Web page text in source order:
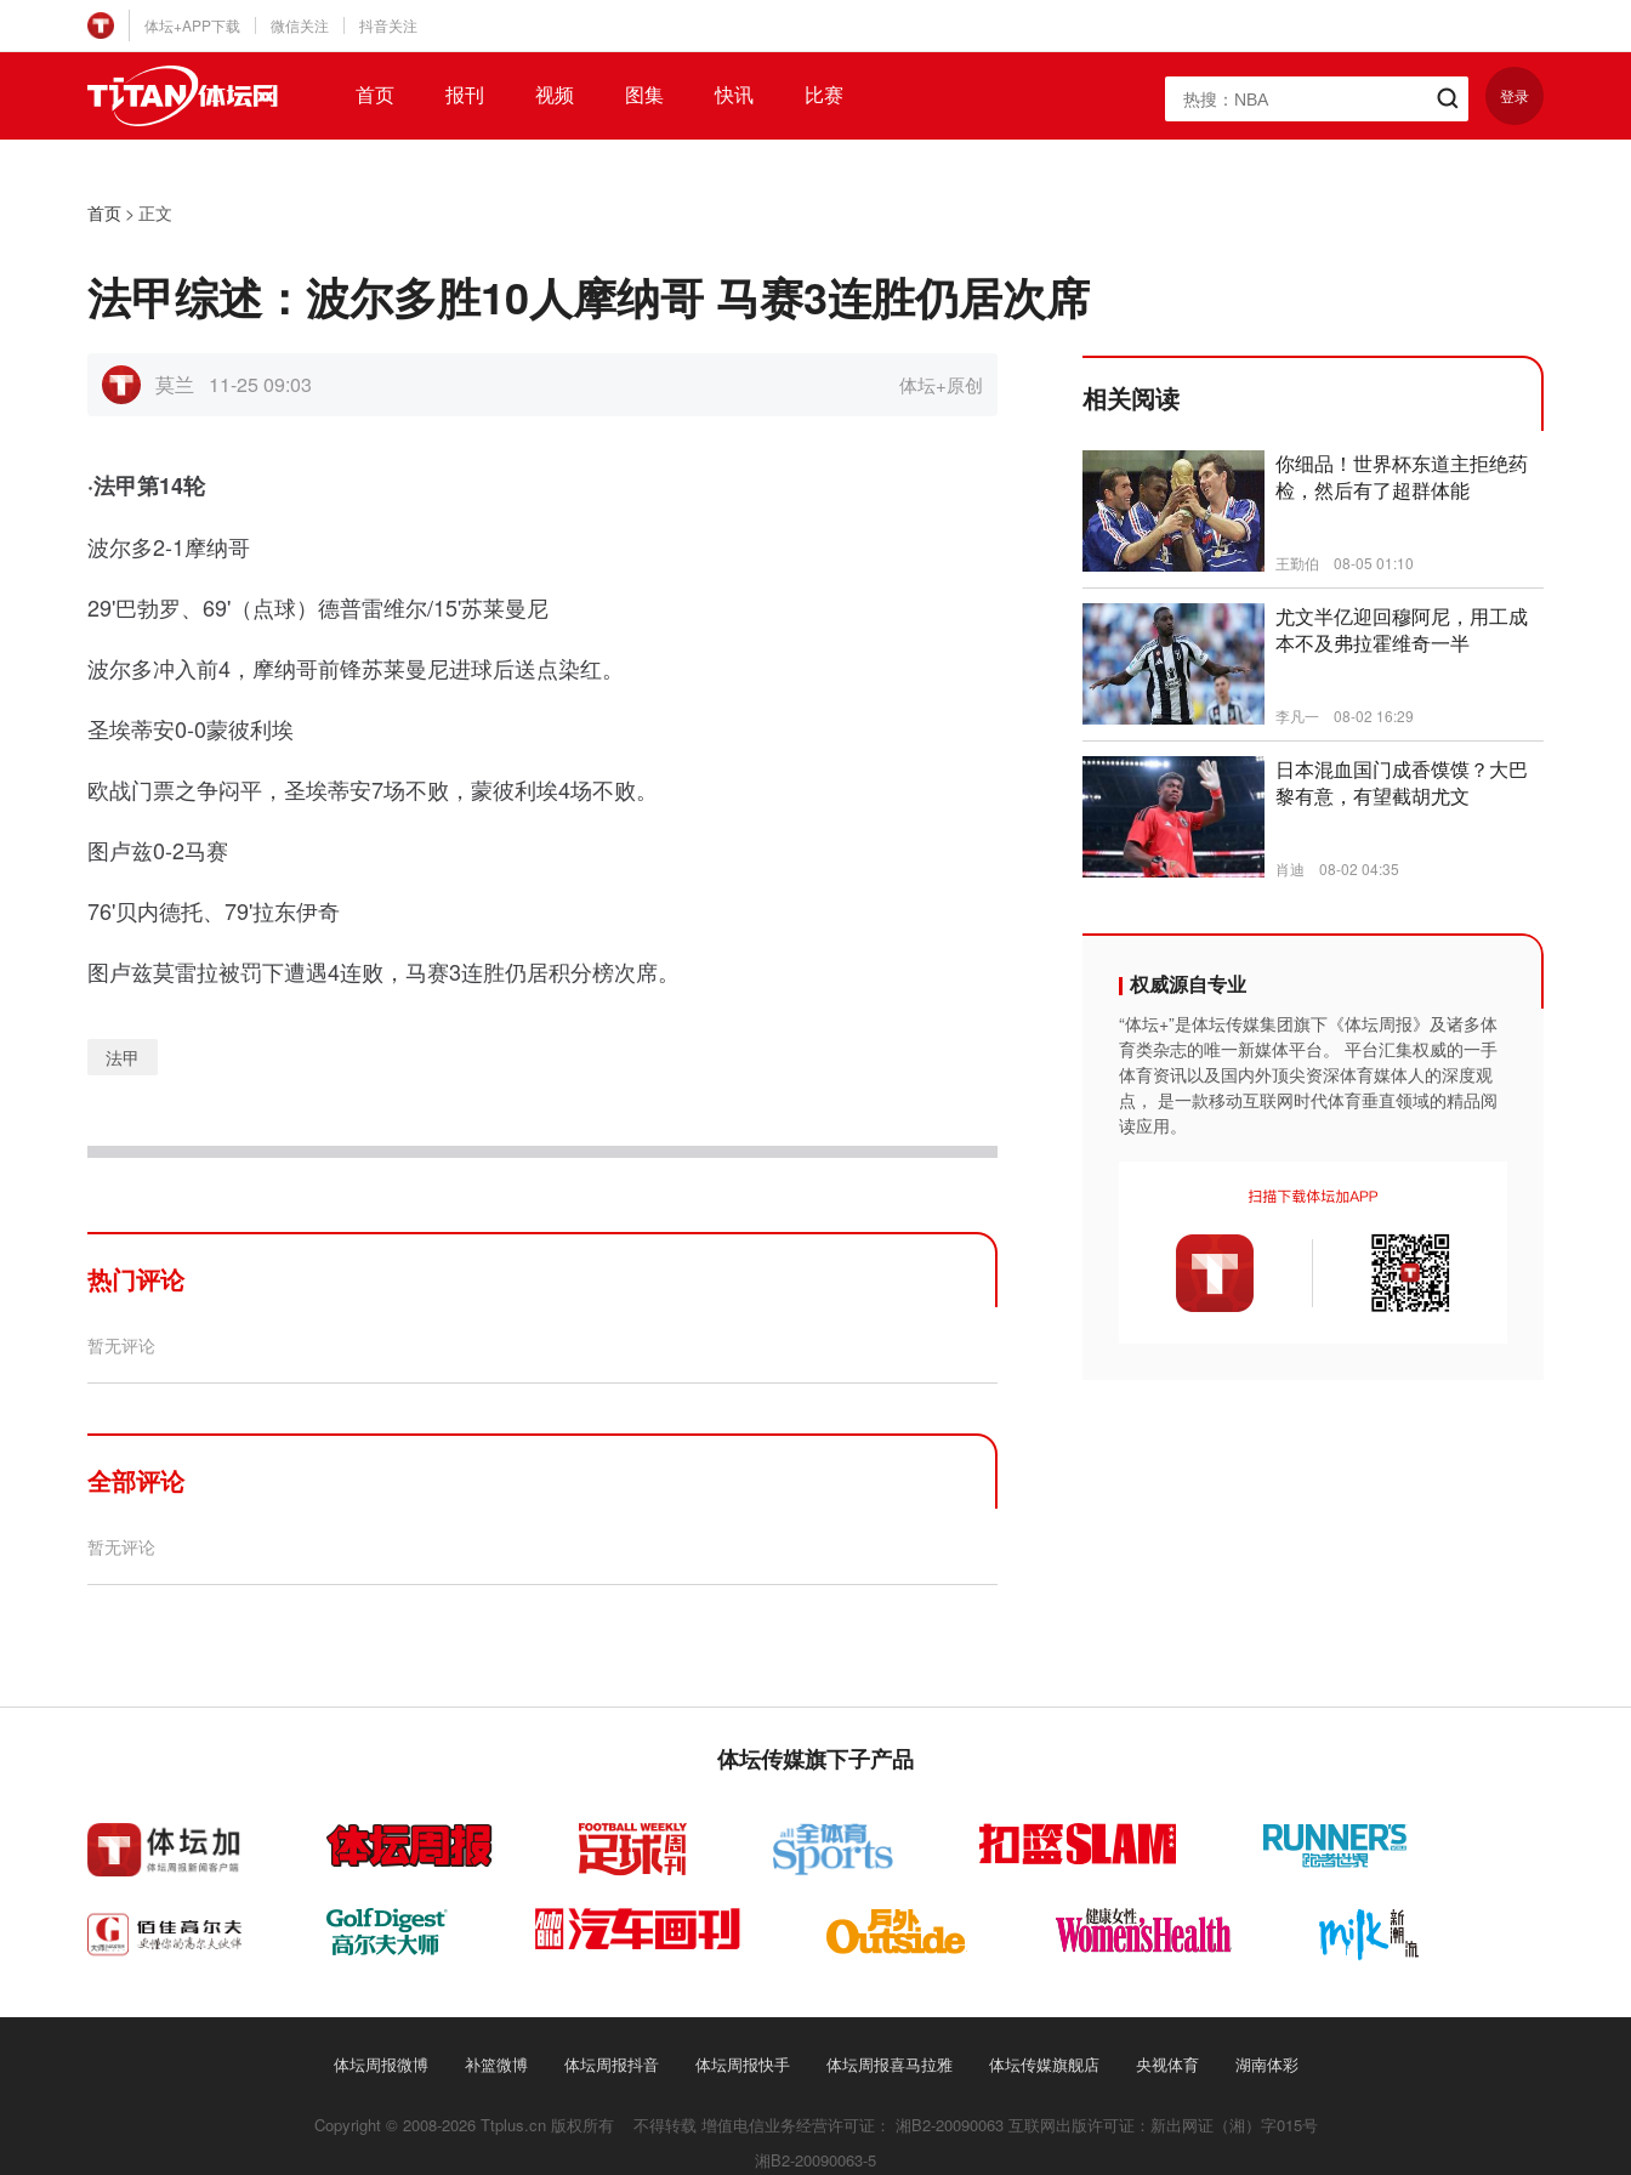
体坛+APP下载 微信关注 抖音关注
首页 报刊 视频 图集 快讯 比赛 登录
首页 > 正文
法甲综述：波尔多胜10人摩纳哥 马赛3连胜仍居次席
莫兰 11-25 09:03 体坛+原创
·法甲第14轮
波尔多2-1摩纳哥
29'巴勃罗、69'（点球）德普雷维尔/15'苏莱曼尼
波尔多冲入前4，摩纳哥前锋苏莱曼尼进球后送点染红。
圣埃蒂安0-0蒙彼利埃
欧战门票之争闷平，圣埃蒂安7场不败，蒙彼利埃4场不败。
图卢兹0-2马赛
76'贝内德托、79'拉东伊奇
图卢兹莫雷拉被罚下遭遇4连败，马赛3连胜仍居积分榜次席。
法甲
热门评论
暂无评论
全部评论
暂无评论
相关阅读
新闻
你细品！世界杯东道主拒绝药
检，然后有了超群体能
王勤伯 08-05 01:10
新闻
尤文半亿迎回穆阿尼，用工成
本不及弗拉霍维奇一半
李凡一 08-02 16:29
日本混血国门成香馍馍？大巴
黎有意，有望截胡尤文
肖迪 08-02 04:35
权威源自专业
“体坛+”是体坛传媒集团旗下《体坛周报》及诸多体
育类杂志的唯一新媒体平台。 平台汇集权威的一手
体育资讯以及国内外顶尖资深体育媒体人的深度观
点， 是一款移动互联网时代体育垂直领域的精品阅
读应用。
体坛传媒旗下子产品
体坛周报微博 补篮微博 体坛周报抖音 体坛周报快手 体坛周报喜马拉雅 体坛传媒旗舰店 央视体育 湖南体彩
Copyright © 2008-2026 Ttplus.cn 版权所有 不得转载 增值电信业务经营许可证： 湘B2-20090063互联网出版许可证：新出网证（湘）字015号
湘B2-20090063-5